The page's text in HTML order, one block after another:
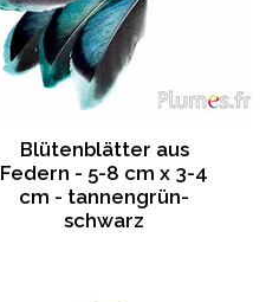
Blütenblätter aus
Federn - 5-8 cm x 3-4
cm - tannengrün-
schwarz